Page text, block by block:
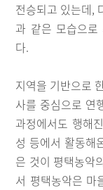
전승되고 있는데,
과 같은 모습으로
다.
지역을 기반으로
사를 중심으로 연
과정에서도 행해
성 등에서 활동해
은 것이 평택농악
서 평택농악은 마